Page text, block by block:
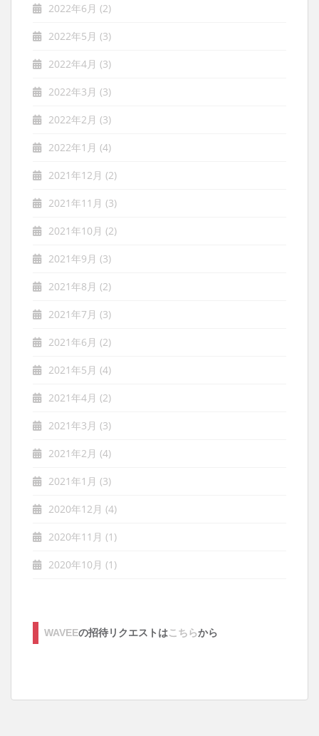
2022年6月 (2)
2022年5月 (3)
2022年4月 (3)
2022年3月 (3)
2022年2月 (3)
2022年1月 (4)
2021年12月 (2)
2021年11月 (3)
2021年10月 (2)
2021年9月 (3)
2021年8月 (2)
2021年7月 (3)
2021年6月 (2)
2021年5月 (4)
2021年4月 (2)
2021年3月 (3)
2021年2月 (4)
2021年1月 (3)
2020年12月 (4)
2020年11月 (1)
2020年10月 (1)
WAVEEの招待リクエストはこちらから